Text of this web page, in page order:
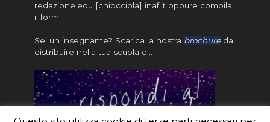
redazione.edu [chiocciola] inaf.it oppure compila
il form
Sei un insegnante? Scarica la nostra brochureda
distribuire nella tua scuola e…